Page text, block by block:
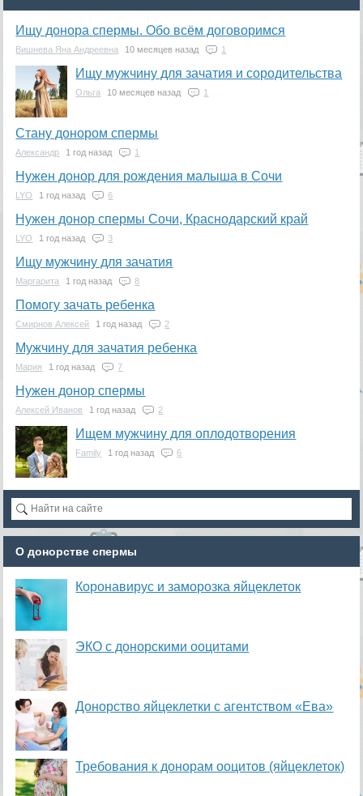
Ищу донора спермы. Обо всём договоримся
Вишнева Яна Андреевна 10 месяцев назад 1
Ищу мужчину для зачатия и сородительства
Ольга 10 месяцев назад 1
Стану донором спермы
Александр 1 год назад 1
Нужен донор для рождения малыша в Сочи
LYO 1 год назад 6
Нужен донор спермы Сочи, Краснодарский край
LYO 1 год назад 3
Ищу мужчину для зачатия
Маргарита 1 год назад 8
Помогу зачать ребенка
Смирнов Алексей 1 год назад 2
Мужчину для зачатия ребенка
Мария 1 год назад 7
Нужен донор спермы
Алексей Иванов 1 год назад 2
Ищем мужчину для оплодотворения
Family 1 год назад 6
О донорстве спермы
Коронавирус и заморозка яйцеклеток
ЭКО с донорскими ооцитами
Донорство яйцеклетки с агентством «Ева»
Требования к донорам ооцитов (яйцеклеток)